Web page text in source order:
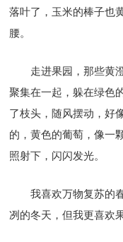
落叶了，玉米的棒子也
腰。
走进果园，那些黄
聚集在一起，躲在绿色
了枝头，随风摆动，好
的，黄色的葡萄，像一
照射下，闪闪发光。
我喜欢万物复苏的
冽的冬天，但我更喜欢